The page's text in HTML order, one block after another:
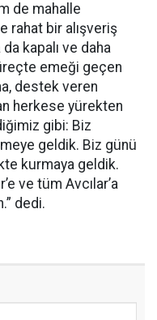
de mahalle
rahat bir alışveriş
kapalı ve daha
emeği geçen
destek veren
herkese yürekten
gibi: Biz
geldik. Biz günü
kurmaya geldik.
ve tüm Avcılar’a
dedi.